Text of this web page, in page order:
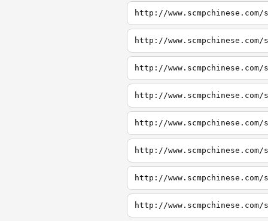
http://
http://
http://
http://
http://
http://
http://
http://